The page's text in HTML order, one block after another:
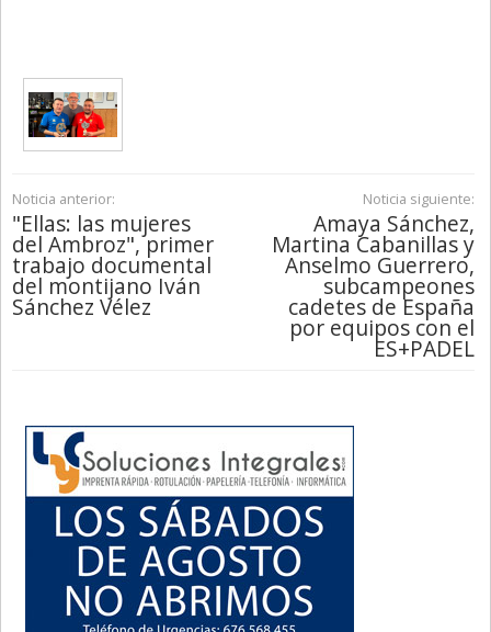
Noticia anterior:
"Ellas: las mujeres
del Ambroz", primer
trabajo documental
del montijano Iván
Sánchez Vélez
Noticia siguiente:
Amaya Sánchez,
Martina Cabanillas y
Anselmo Guerrero,
subcampeones
cadetes de España
por equipos con el
ES+PADEL